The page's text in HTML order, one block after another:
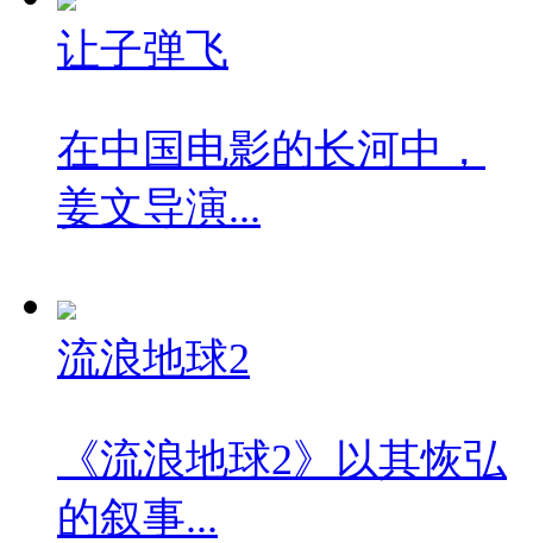
让子弹飞
在中国电影的长河中，
姜文导演...
流浪地球2
《流浪地球2》以其恢弘
的叙事...